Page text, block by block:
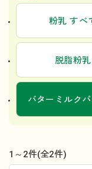
粉乳 すべ
脱脂粉乳
バターミルク
1～2件(全2件)